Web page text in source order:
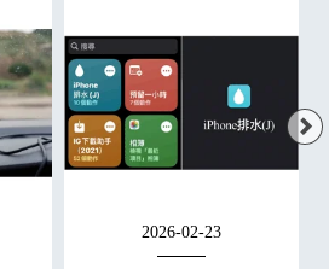
2026-02-23